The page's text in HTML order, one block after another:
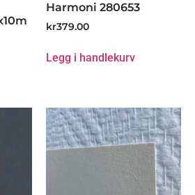
Harmoni 280653
kr379.00
Legg i handlekurv